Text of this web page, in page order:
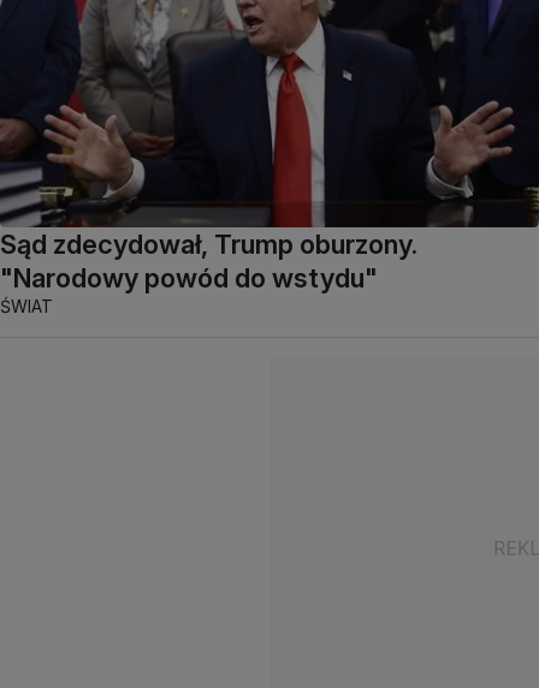
Sąd zdecydował, Trump oburzony.
"Narodowy powód do wstydu"
ŚWIAT